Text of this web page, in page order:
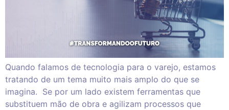
Quando falamos de tecnologia para o varejo, estamos
tratando de um tema muito mais amplo do que se
imagina. Se por um lado existem ferramentas que
substituem mão de obra e agilizam processos que